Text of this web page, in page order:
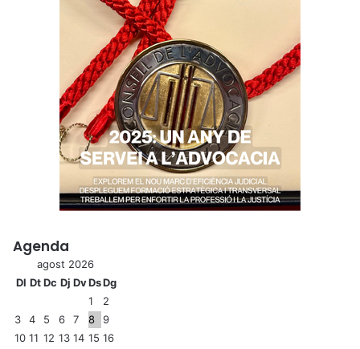
Agenda
agost 2026
Dl DtDc Dj DvDsDg
1
2
3
4 5 6 7 8
9
10 11 12 13 14 15 16